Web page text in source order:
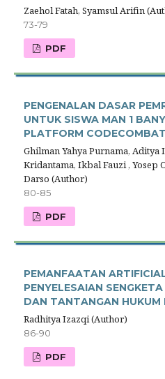
Zaehol Fatah, Syamsul Arifin
73-79
PDF
PENGENALAN DASAR
UNTUK SISWA MAN 1
PLATFORM CODECOMBAT
Ghilman Yahya Purnama,
Kridantama, Ikbal Fauzi , Yosep
Darso (Author)
80-85
PDF
PEMANFAATAN
PENYELESAIAN
DAN TANTANGAN HUKUM
Radhitya Izazqi (Author)
86-90
PDF